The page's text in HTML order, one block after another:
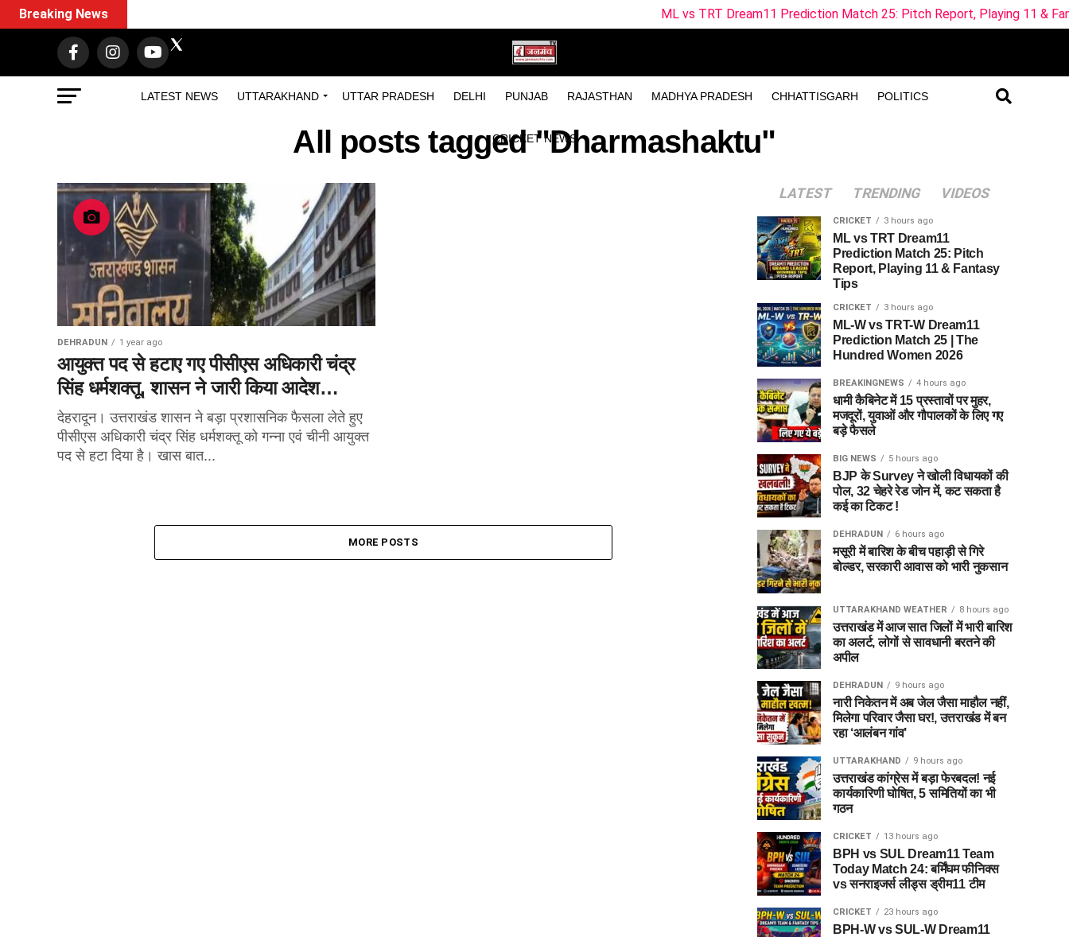
LATEST NEWS UTTARAKHAND UTTAR PRADESH DELHI PUNJAB RAJASTHAN MADHYA PRADESH CHHATTISGARH POLITICS
CRICKET NEWS
Breaking News ML vs TRT Dream11 Prediction Match 25: Pitch Report, Playing 11 & Fantasy Tips
All posts tagged "Dharmashaktu"
DEHRADUN 1 year ago
आयुक्त पद से हटाए गए पीसीएस अधिकारी चंद्र
सिंह धर्मशक्तू, शासन ने जारी किया आदेश…
देहरादून। उत्तराखंड शासन ने बड़ा प्रशासनिक फैसला लेते हुए
पीसीएस अधिकारी चंद्र सिंह धर्मशक्तू को गन्ना एवं चीनी आयुक्त
पद से हटा दिया है। खास बात...
MORE POSTS
LATEST TRENDING VIDEOS
CRICKET 3 hours ago
ML vs TRT Dream11
Prediction Match 25: Pitch
Report, Playing 11 & Fantasy
Tips
CRICKET 3 hours ago
ML-W vs TRT-W Dream11
Prediction Match 25 | The
Hundred Women 2026
BREAKINGNEWS 4 hours ago
धामी कैबिनेट में 15 प्रस्तावों पर मुहर,
मजदूरों, युवाओं और गौपालकों के लिए गए
बड़े फैसले
BIG NEWS 5 hours ago
BJP के Survey ने खोली विधायकों की
पोल, 32 चेहरे रेड जोन में, कट सकता है
कई का टिकट !
DEHRADUN 6 hours ago
मसूरी में बारिश के बीच पहाड़ी से गिरे
बोल्डर, सरकारी आवास को भारी नुकसान
UTTARAKHAND WEATHER 8 hours ago
उत्तराखंड में आज सात जिलों में भारी बारिश
का अलर्ट, लोगों से सावधानी बरतने की
अपील
DEHRADUN 9 hours ago
नारी निकेतन में अब जेल जैसा माहौल नहीं,
मिलेगा परिवार जैसा घर!, उत्तराखंड में बन
रहा ‘आलंबन गांव’
UTTARAKHAND 9 hours ago
उत्तराखंड कांग्रेस में बड़ा फेरबदल! नई
कार्यकारिणी घोषित, 5 समितियों का भी
गठन
CRICKET 13 hours ago
BPH vs SUL Dream11 Team
Today Match 24: बर्मिंघम फीनिक्स
vs सनराइजर्स लीड्स ड्रीम11 टीम
CRICKET 23 hours ago
BPH-W vs SUL-W Dream11